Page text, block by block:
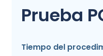
Prueba
Tiempo del